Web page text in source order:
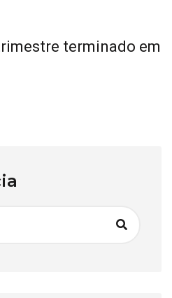
terminado em